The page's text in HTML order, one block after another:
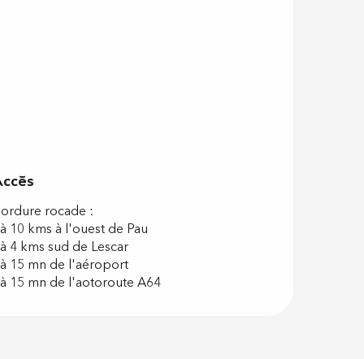
rocade :
10 kms à l'ouest de Pau
4 kms sud de Lescar
15 mn de l'aéroport
15 mn de l'aotoroute A64